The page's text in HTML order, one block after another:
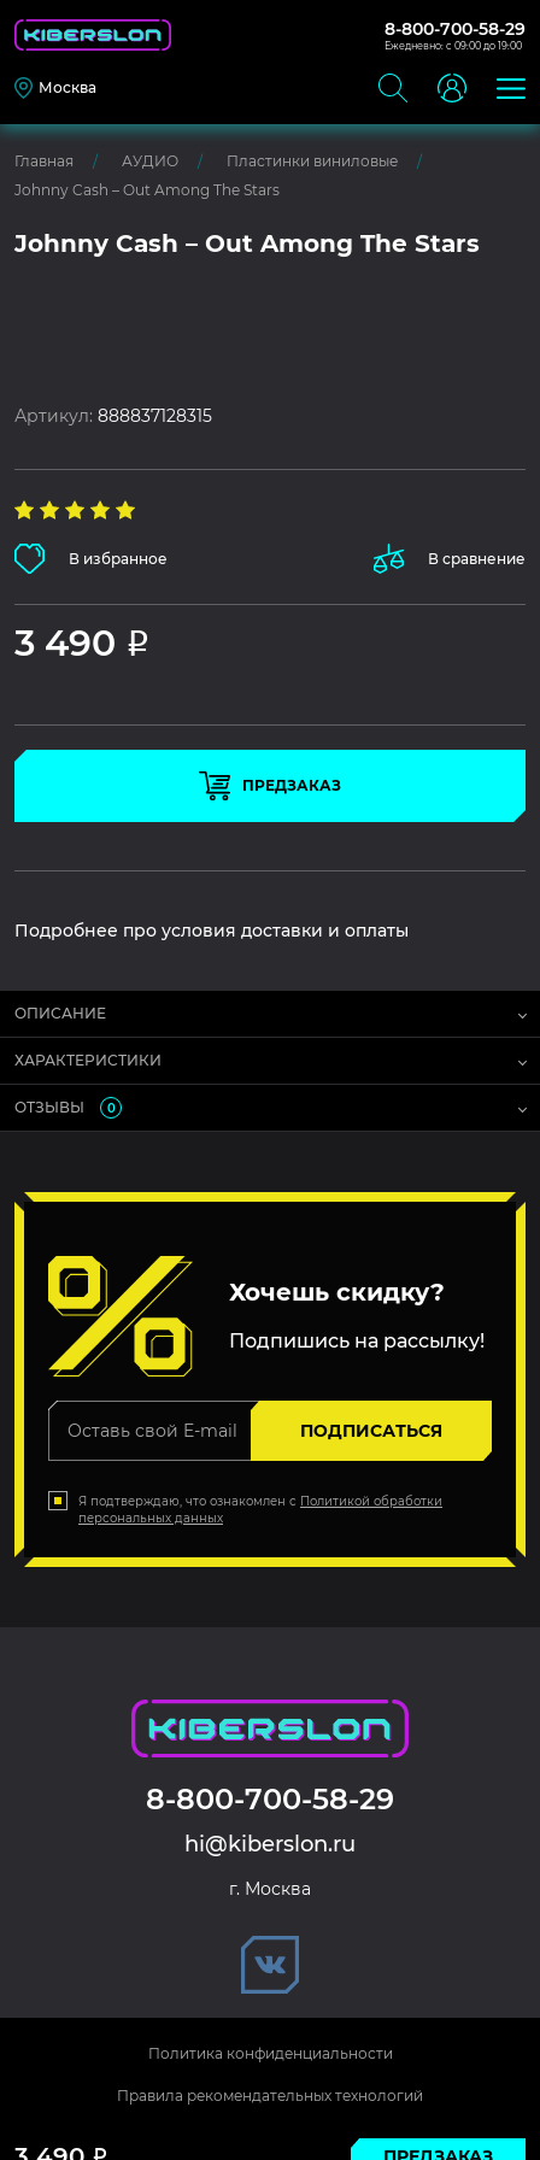
8-800-700-58-29
Ежедневно: с 09:00 до 19:00
Москва
Главная АУДИО
Пластинки виниловые
Johnny Cash – Out Among The Stars
Johnny Cash – Out Among The Stars
Артикул:888837128315
В избранное В сравнение
3 490 Р
ПРЕДЗАКАЗ
Подробнее про условия доставки и оплаты
Р
ОПИСАНИЕ
ХАРАКТЕРИСТИКИ
ОТЗЫВЫ 0
Хочешь скидку?
Подпишись на рассылку!
ПОДПИСАТЬСЯ
Я подтверждаю, что ознакомлен с Политикой обработки
персональных данных
8-800-700-58-29
hi@kiberslon.ru
г. Москва
© 2026 KIBERSLON. Все права защищены.
Политика конфиденциальности
Правила рекомендательных технологий